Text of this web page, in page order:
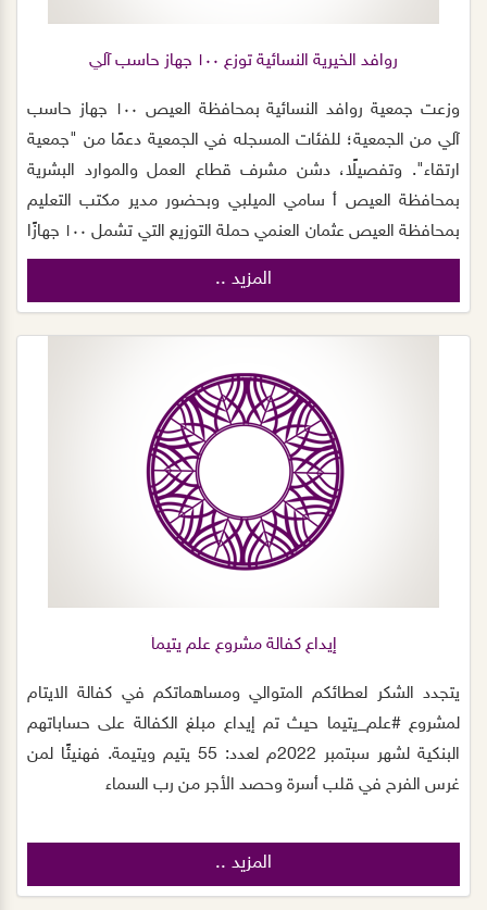
روافد الخيرية النسائية توزع ١٠٠ جهاز حاسب آلي
وزعت جمعية روافد النسائية بمحافظة العيص ١٠٠ جهاز حاسب
آلي من الجمعية؛ للفئات المسجله في الجمعية دعمًا من "جمعية
ارتقاء". وتفصيلًا، دشن مشرف قطاع العمل والموارد البشرية
بمحافظة العيص أ سامي الميلبي وبحضور مدير مكتب التعليم
بمحافظة العيص عثمان العنمي حملة التوزيع التي تشمل ١٠٠ جهازًا
من أجهزة الحاسب الآلي، و ١٠٠ طاولة و ١٠٠ كرسي وأكدت
مديرةالجمعية أ. ابتسام الجهني أن الجمعية تسعى جاهدة لتوفير
"ارتقاء" وغيرها من الجهات الأخرى بما يخدم المستفيدين وأشادت
في دور متطوعي جمعية روافد النسائية البارز وتعاونهم الدائم مع
المزيد ..
إيداع كفالة مشروع علم يتيماً
يتجدد الشكر لعطائكم المتوالي ومساهماتكم في كفالة الايتام
لمشروع #علم_يتيما حيث تم إيداع مبلغ الكفالة على حساباتهم
البنكية لشهر سبتمبر 2022م لعدد: 55 يتيم ويتيمة. فهنيئًا لمن
غرس الفرح في قلب أسرة وحصد الأجر من رب السماء
المزيد ..